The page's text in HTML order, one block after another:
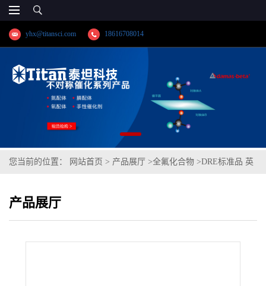
yhx@titansci.com 18616708014
您当前的位置： 网站首页 > 产品展厅 >全氟化合物 >DRE标准品 英
CAS号：多组分（泰坦现货供应）
产品展厅